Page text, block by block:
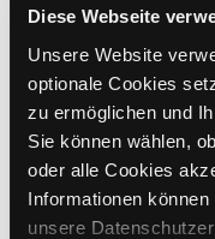
Diese Webseite
Unsere Website
optionale Cookies
zu ermöglichen und
Sie können wählen,
oder alle Cookies
Informationen können
unsere
GRÖSSE WÄHLEN
269 inkl. MwSt. / exkl.
BITTE WÄHLEN SIE EINE